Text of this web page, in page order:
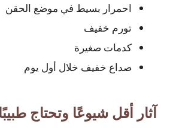
احمرار بسيط في موضع الحقن
تورم خفيف
كدمات صغيرة
صداع خفيف خلال أول يوم
آثار أقل شيوعًا وتحتاج